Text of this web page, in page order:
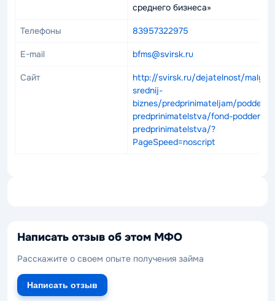
среднего бизнеса»
Телефоны 83957322975
E-mail bfms@svirsk.ru
Сайт
http://svirsk.ru/dejatelnost/malyj-i-
srednij-
biznes/predprinimateljam/
predprinimatelstva/fond-
predprinimatelstva/?
PageSpeed=noscript
Написать отзыв об этом МФО
Расскажите о своем опыте получения займа
Написать отзыв